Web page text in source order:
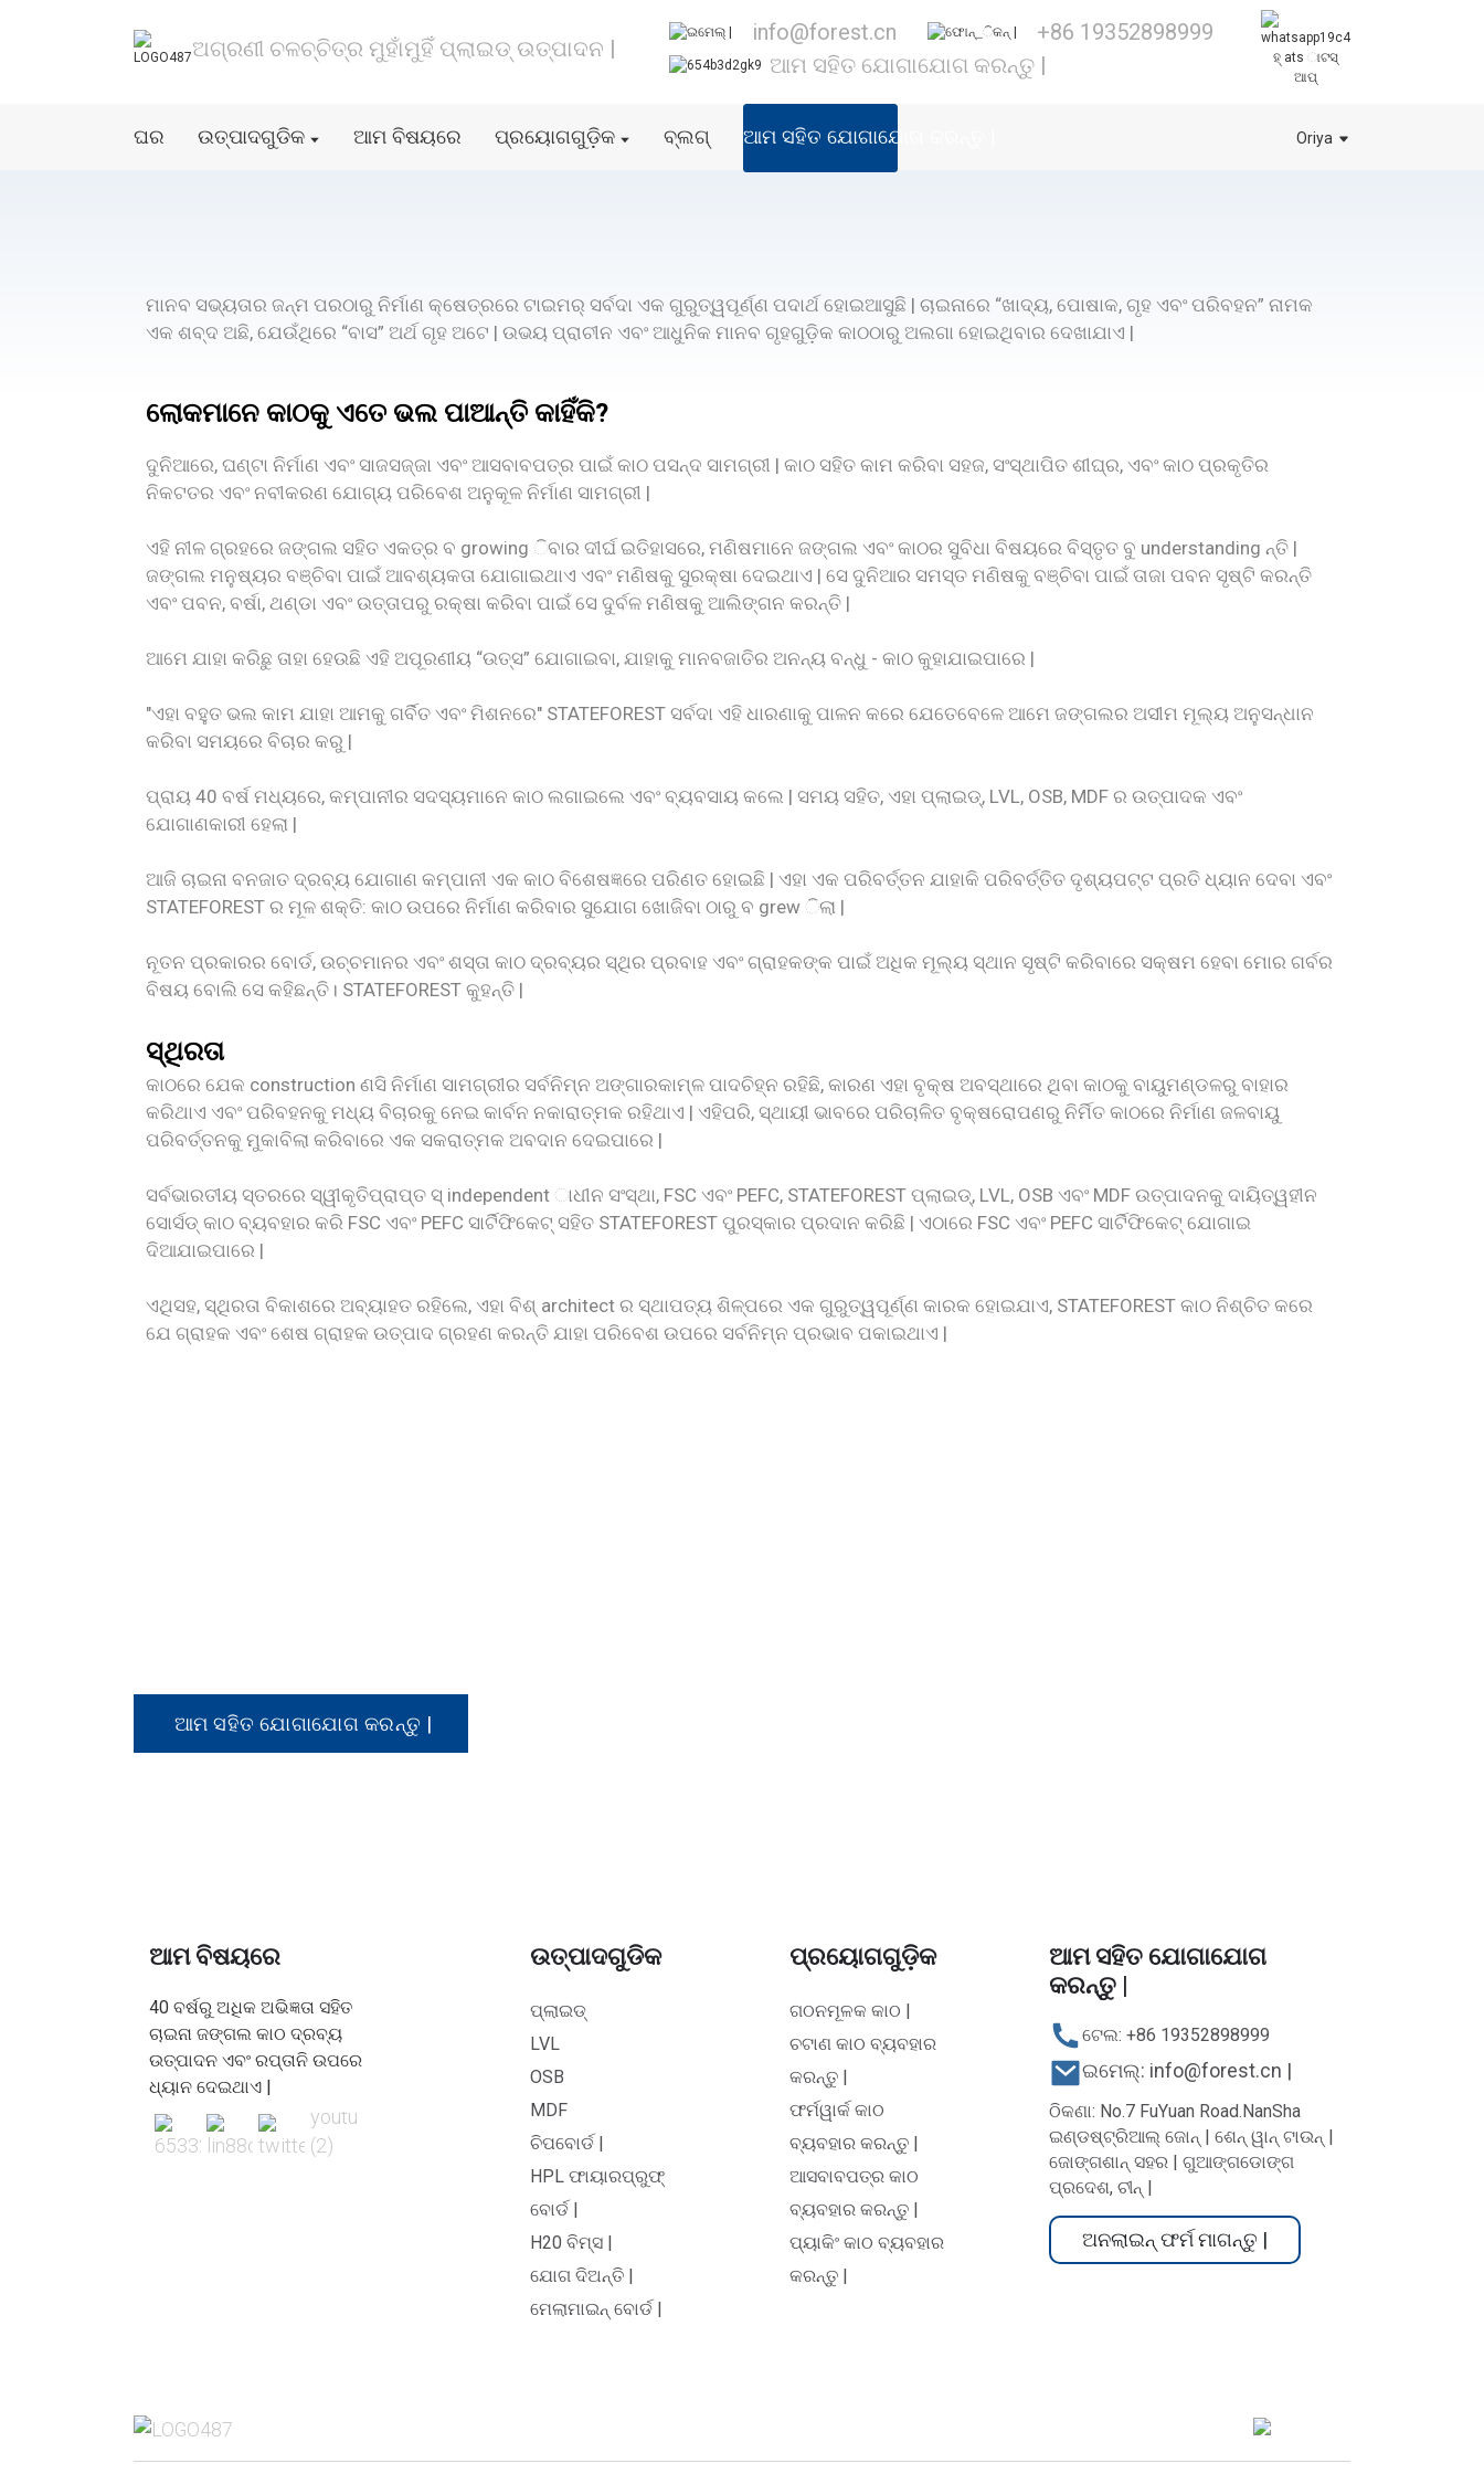
ଅଗ୍ରଣୀ ଚଳଚ୍ଚିତ୍ର ମୁହାଁମୁହିଁ ପ୍ଲାଇଡ୍ ଉତ୍ପାଦନ |
info@forest.cn
+86 19352898999
ଆମ ସହିତ ଯୋଗାଯୋଗ କରନ୍ତୁ |
ହ୍ ats ାଟସ୍
ଆପ୍
ଘର ଉତ୍ପାଦଗୁଡିକ ଆମ ବିଷୟରେ ପ୍ରୟୋଗଗୁଡ଼ିକ ବ୍ଲଗ୍ ଆମ ସହିତ ଯୋଗାଯୋଗ କରନ୍ତୁ | Oriya
ମାନବ ସଭ୍ୟତାର ଜନ୍ମ ପରଠାରୁ ନିର୍ମାଣ କ୍ଷେତ୍ରରେ ଟାଇମର୍ ସର୍ବଦା ଏକ ଗୁରୁତ୍ୱପୂର୍ଣ୍ଣ ପଦାର୍ଥ ହୋଇଆସୁଛି | ଚାଇନାରେ “ଖାଦ୍ୟ, ପୋଷାକ, ଗୃହ ଏବଂ ପରିବହନ” ନାମକ
ଏକ ଶବ୍ଦ ଅଛି, ଯେଉଁଥିରେ “ବାସ” ଅର୍ଥ ଗୃହ ଅଟେ | ଉଭୟ ପ୍ରାଚୀନ ଏବଂ ଆଧୁନିକ ମାନବ ଗୃହଗୁଡ଼ିକ କାଠଠାରୁ ଅଲଗା ହୋଇଥିବାର ଦେଖାଯାଏ |
ଲୋକମାନେ କାଠକୁ ଏତେ ଭଲ ପାଆନ୍ତି କାହିଁକି?
ଦୁନିଆରେ, ଘଣ୍ଟା ନିର୍ମାଣ ଏବଂ ସାଜସଜ୍ଜା ଏବଂ ଆସବାବପତ୍ର ପାଇଁ କାଠ ପସନ୍ଦ ସାମଗ୍ରୀ | କାଠ ସହିତ କାମ କରିବା ସହଜ, ସଂସ୍ଥାପିତ ଶୀଘ୍ର, ଏବଂ କାଠ ପ୍ରକୃତିର
ନିକଟତର ଏବଂ ନବୀକରଣ ଯୋଗ୍ୟ ପରିବେଶ ଅନୁକୂଳ ନିର୍ମାଣ ସାମଗ୍ରୀ |
ଏହି ନୀଳ ଗ୍ରହରେ ଜଙ୍ଗଲ ସହିତ ଏକତ୍ର ବ growing ିବାର ଦୀର୍ଘ ଇତିହାସରେ, ମଣିଷମାନେ ଜଙ୍ଗଲ ଏବଂ କାଠର ସୁବିଧା ବିଷୟରେ ବିସ୍ତୃତ ବୁ understanding ନ୍ତି |
ଜଙ୍ଗଲ ମନୁଷ୍ୟର ବଞ୍ଚିବା ପାଇଁ ଆବଶ୍ୟକତା ଯୋଗାଇଥାଏ ଏବଂ ମଣିଷକୁ ସୁରକ୍ଷା ଦେଇଥାଏ | ସେ ଦୁନିଆର ସମସ୍ତ ମଣିଷକୁ ବଞ୍ଚିବା ପାଇଁ ତାଜା ପବନ ସୃଷ୍ଟି କରନ୍ତି
ଏବଂ ପବନ, ବର୍ଷା, ଥଣ୍ଡା ଏବଂ ଉତ୍ତାପରୁ ରକ୍ଷା କରିବା ପାଇଁ ସେ ଦୁର୍ବଳ ମଣିଷକୁ ଆଲିଙ୍ଗନ କରନ୍ତି |
ଆମେ ଯାହା କରିଛୁ ତାହା ହେଉଛି ଏହି ଅପୂରଣୀୟ “ଉତ୍ସ” ଯୋଗାଇବା, ଯାହାକୁ ମାନବଜାତିର ଅନନ୍ୟ ବନ୍ଧୁ - କାଠ କୁହାଯାଇପାରେ |
"ଏହା ବହୁତ ଭଲ କାମ ଯାହା ଆମକୁ ଗର୍ବିତ ଏବଂ ମିଶନରେ" STATEFOREST ସର୍ବଦା ଏହି ଧାରଣାକୁ ପାଳନ କରେ ଯେତେବେଳେ ଆମେ ଜଙ୍ଗଲର ଅସୀମ ମୂଲ୍ୟ ଅନୁସନ୍ଧାନ
କରିବା ସମୟରେ ବିଚାର କରୁ |
ପ୍ରାୟ 40 ବର୍ଷ ମଧ୍ୟରେ, କମ୍ପାନୀର ସଦସ୍ୟମାନେ କାଠ ଲଗାଇଲେ ଏବଂ ବ୍ୟବସାୟ କଲେ | ସମୟ ସହିତ, ଏହା ପ୍ଲାଇଡ୍, LVL, OSB, MDF ର ଉତ୍ପାଦକ ଏବଂ
ଯୋଗାଣକାରୀ ହେଲା |
ଆଜି ଚାଇନା ବନଜାତ ଦ୍ରବ୍ୟ ଯୋଗାଣ କମ୍ପାନୀ ଏକ କାଠ ବିଶେଷଜ୍ଞରେ ପରିଣତ ହୋଇଛି | ଏହା ଏକ ପରିବର୍ତ୍ତନ ଯାହାକି ପରିବର୍ତ୍ତିତ ଦୃଶ୍ୟପଟ୍ଟ ପ୍ରତି ଧ୍ୟାନ ଦେବା ଏବଂ
STATEFOREST ର ମୂଳ ଶକ୍ତି: କାଠ ଉପରେ ନିର୍ମାଣ କରିବାର ସୁଯୋଗ ଖୋଜିବା ଠାରୁ ବ grew ିଲା |
ନୂତନ ପ୍ରକାରର ବୋର୍ଡ, ଉଚ୍ଚମାନର ଏବଂ ଶସ୍ତା କାଠ ଦ୍ରବ୍ୟର ସ୍ଥିର ପ୍ରବାହ ଏବଂ ଗ୍ରାହକଙ୍କ ପାଇଁ ଅଧିକ ମୂଲ୍ୟ ସ୍ଥାନ ସୃଷ୍ଟି କରିବାରେ ସକ୍ଷମ ହେବା ମୋର ଗର୍ବର
ବିଷୟ ବୋଲି ସେ କହିଛନ୍ତି। STATEFOREST କୁହନ୍ତି |
ସ୍ଥିରତା
କାଠରେ ଯେକ construction ଣସି ନିର୍ମାଣ ସାମଗ୍ରୀର ସର୍ବନିମ୍ନ ଅଙ୍ଗାରକାମ୍ଳ ପାଦଚିହ୍ନ ରହିଛି, କାରଣ ଏହା ବୃକ୍ଷ ଅବସ୍ଥାରେ ଥିବା କାଠକୁ ବାୟୁମଣ୍ଡଳରୁ ବାହାର
କରିଥାଏ ଏବଂ ପରିବହନକୁ ମଧ୍ୟ ବିଚାରକୁ ନେଇ କାର୍ବନ ନକାରାତ୍ମକ ରହିଥାଏ | ଏହିପରି, ସ୍ଥାୟୀ ଭାବରେ ପରିଚାଳିତ ବୃକ୍ଷରୋପଣରୁ ନିର୍ମିତ କାଠରେ ନିର୍ମାଣ ଜଳବାୟୁ
ପରିବର୍ତ୍ତନକୁ ମୁକାବିଲା କରିବାରେ ଏକ ସକରାତ୍ମକ ଅବଦାନ ଦେଇପାରେ |
ସର୍ବଭାରତୀୟ ସ୍ତରରେ ସ୍ୱୀକୃତିପ୍ରାପ୍ତ ସ୍ independent ାଧୀନ ସଂସ୍ଥା, FSC ଏବଂ PEFC, STATEFOREST ପ୍ଲାଇଡ୍, LVL, OSB ଏବଂ MDF ଉତ୍ପାଦନକୁ ଦାୟିତ୍ୱହୀନ
ସୋର୍ସଡ୍ କାଠ ବ୍ୟବହାର କରି FSC ଏବଂ PEFC ସାର୍ଟିଫିକେଟ୍ ସହିତ STATEFOREST ପୁରସ୍କାର ପ୍ରଦାନ କରିଛି | ଏଠାରେ FSC ଏବଂ PEFC ସାର୍ଟିଫିକେଟ୍ ଯୋଗାଇ
ଦିଆଯାଇପାରେ |
ଏଥିସହ, ସ୍ଥିରତା ବିକାଶରେ ଅବ୍ୟାହତ ରହିଲେ, ଏହା ବିଶ୍ architect ର ସ୍ଥାପତ୍ୟ ଶିଳ୍ପରେ ଏକ ଗୁରୁତ୍ୱପୂର୍ଣ୍ଣ କାରକ ହୋଇଯାଏ, STATEFOREST କାଠ ନିଶ୍ଚିତ କରେ
ଯେ ଗ୍ରାହକ ଏବଂ ଶେଷ ଗ୍ରାହକ ଉତ୍ପାଦ ଗ୍ରହଣ କରନ୍ତି ଯାହା ପରିବେଶ ଉପରେ ସର୍ବନିମ୍ନ ପ୍ରଭାବ ପକାଇଥାଏ |
ଆମ ସହିତ ଯୋଗାଯୋଗ କରନ୍ତୁ |
ଆମ ବିଷୟରେ
40 ବର୍ଷରୁ ଅଧିକ ଅଭିଜ୍ଞତା ସହିତ
ଚାଇନା ଜଙ୍ଗଲ କାଠ ଦ୍ରବ୍ୟ
ଉତ୍ପାଦନ ଏବଂ ରପ୍ତାନି ଉପରେ
ଧ୍ୟାନ ଦେଇଥାଏ |
ଉତ୍ପାଦଗୁଡିକ
ପ୍ଲାଇଡ୍
LVL
OSB
MDF
ଚିପବୋର୍ଡ |
HPL ଫାୟାରପ୍ରୁଫ୍
ବୋର୍ଡ |
H20 ବିମ୍ସ |
ଯୋଗ ଦିଅନ୍ତି |
ମେଲାମାଇନ୍ ବୋର୍ଡ |
ପ୍ରୟୋଗଗୁଡ଼ିକ
ଗଠନମୂଳକ କାଠ |
ଚଟାଣ କାଠ ବ୍ୟବହାର
କରନ୍ତୁ |
ଫର୍ମୱାର୍କ କାଠ
ବ୍ୟବହାର କରନ୍ତୁ |
ଆସବାବପତ୍ର କାଠ
ବ୍ୟବହାର କରନ୍ତୁ |
ପ୍ୟାକିଂ କାଠ ବ୍ୟବହାର
କରନ୍ତୁ |
ଆମ ସହିତ ଯୋଗାଯୋଗ
କରନ୍ତୁ |
ଟେଲ: +86 19352898999
ଇମେଲ୍: info@forest.cn |
ଠିକଣା: No.7 FuYuan Road.NanSha
ଇଣ୍ଡଷ୍ଟ୍ରିଆଲ୍ ଜୋନ୍ | ଶେନ୍ ୱାନ୍ ଟାଉନ୍ |
ଜୋଙ୍ଗଶାନ୍ ସହର | ଗୁଆଙ୍ଗଡୋଙ୍ଗ
ପ୍ରଦେଶ, ଚୀନ୍ |
ଅନଲାଇନ୍ ଫର୍ମ ମାଗନ୍ତୁ |